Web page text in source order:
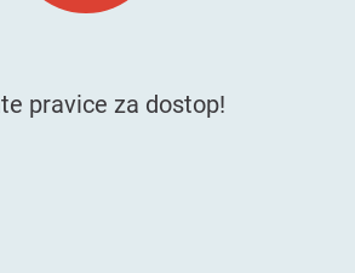
pravice za dostop!